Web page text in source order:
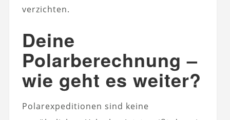
verzichten.
Deine
Polarberechnung –
wie geht es weiter?
Polarexpeditionen sind keine